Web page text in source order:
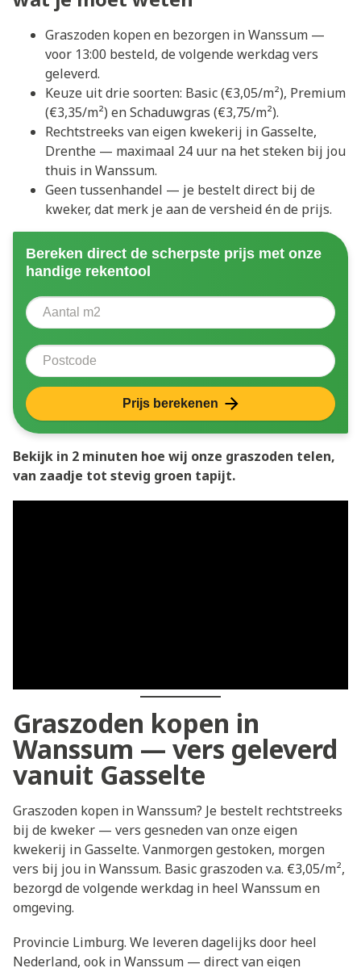
Graszoden kopen en bezorgen in Wanssum —
voor 13:00 besteld, de volgende werkdag vers
geleverd.
Keuze uit drie soorten: Basic (€3,05/m²), Premium
(€3,35/m²) en Schaduwgras (€3,75/m²).
Rechtstreeks van eigen kwekerij in Gasselte,
Drenthe — maximaal 24 uur na het steken bij jou
thuis in Wanssum.
Geen tussenhandel — je bestelt direct bij de
kweker, dat merk je aan de versheid én de prijs.
Bereken direct de scherpste prijs met onze
handige rekentool
Aantal vierkante meter
Postcode
Prijs berekenen
Bekijk in 2 minuten hoe wij onze graszoden telen,
van zaadje tot stevig groen tapijt.
Graszoden kopen in
Wanssum — vers geleverd
vanuit Gasselte
Graszoden kopen in Wanssum? Je bestelt rechtstreeks
bij de kweker — vers gesneden van onze eigen
kwekerij in Gasselte. Vanmorgen gestoken, morgen
vers bij jou in Wanssum. Basic graszoden v.a. €3,05/m²,
bezorgd de volgende werkdag in heel Wanssum en
omgeving.
Provincie Limburg. We leveren dagelijks door heel
Nederland, ook in Wanssum — direct van eigen